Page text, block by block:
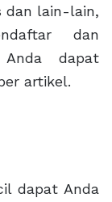
dan lain-lain,
dan
dapat
artikel.
dapat Anda